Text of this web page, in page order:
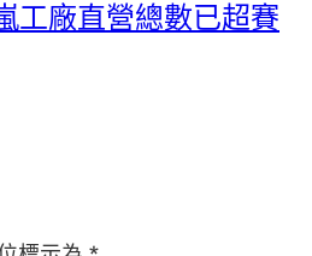
工廠直營總數已超賽